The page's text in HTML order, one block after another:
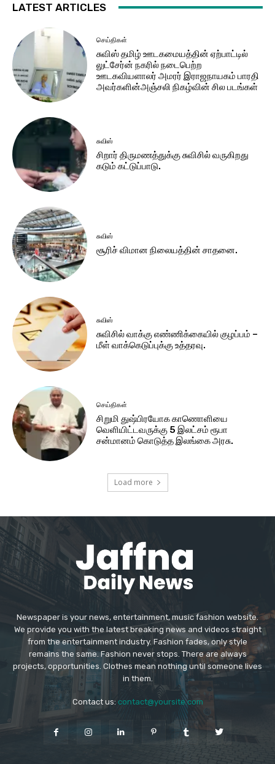
LATEST ARTICLES
செய்திகள்
சுவிஸ் தமிழ் ஊடகமையத்தின் ஏற்பாட்டில்
லுட்சேர்ன் நகரில் நடைபெற்ற
ஊடகவியளாலர் அமரர் இராஜநாயகம் பாரதி
அவர்களின்அஞ்சலி நிகழ்வின் சில படங்கள்
சுவிஸ்
சிறார் திருமணத்துக்கு சுவிசில் வருகிறது
கடும் கட்டுப்பாடு.
சுவிஸ்
சூரிச் விமான நிலையத்தின் சாதனை.
சுவிஸ்
சுவிசில் வாக்கு எண்ணிக்கையில் குழப்பம் –
மீள் வாக்கெடுப்புக்கு உத்தரவு.
செய்திகள்
சிறுமி துஷ்பிரயோக காணொளியை
வெளியிட்டவருக்கு 5 இலட்சம் ரூபா
சன்மானம் கொடுத்த இலங்கை அரசு.
Load more
Newspaper is your news, entertainment, music fashion website.
We provide you with the latest breaking news and videos straight
from the entertainment industry. Fashion fades, only style
remains the same. Fashion never stops. There are always
projects, opportunities. Clothes mean nothing until someone lives
in them.
Contact us: contact@yoursite.com